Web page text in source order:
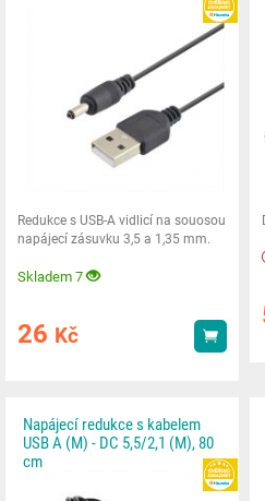
Redukce s USB-A vidlicí na souosou
napájecí zásuvku 3,5 a 1,35 mm.
Skladem 7
26 Kč Koupit
Napájecí redukce s kabelem
USB A (M) - DC 5,5/2,1 (M), 80
cm